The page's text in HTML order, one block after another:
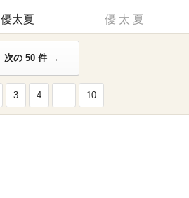
優太夏 優 太 夏
次の 50 件 →
3 4 ... 10